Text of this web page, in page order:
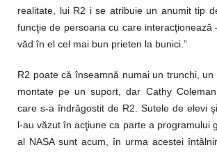
realitate, lui R2 i se atribuie un anumit tip
funcţie de persoana cu care interacţionează
văd în el cel mai bun prieten la bunici.”
R2 poate că înseamnă numai un trunchi,
montate pe un suport, dar Cathy
care s-a îndrăgostit de R2. Sutele de elevi
l-au văzut în acţiune ca parte a programului
al NASA sunt acum, în urma acestei